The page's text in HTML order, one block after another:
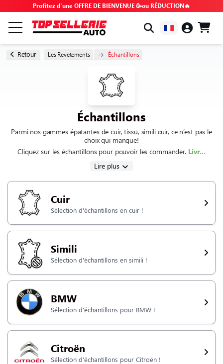
Profitez d'une OFFRE DE BIENVENUE 🥳ou RÉDUCTION🔥
PAR MARQUE & MODÈLE
CODES PROMO
FAQ
NOUS CONTACTER
Retour Les Revetements Échantillons
Échantillons
Parmi nos gammes épatantes de cuir, tissu, simili cuir, ce n’est pas le
choix qui manque!
Cliquez sur les échantillons pour pouvoir les commander. Livr...
Lire plus
Cuir
Sélection d'échantillons en cuir !
Simili
Sélection d'échantillons en simili !
BMW
Sélection d'échantillons pour BMW !
Citroën
Sélection d'échantillons pour Citroën !